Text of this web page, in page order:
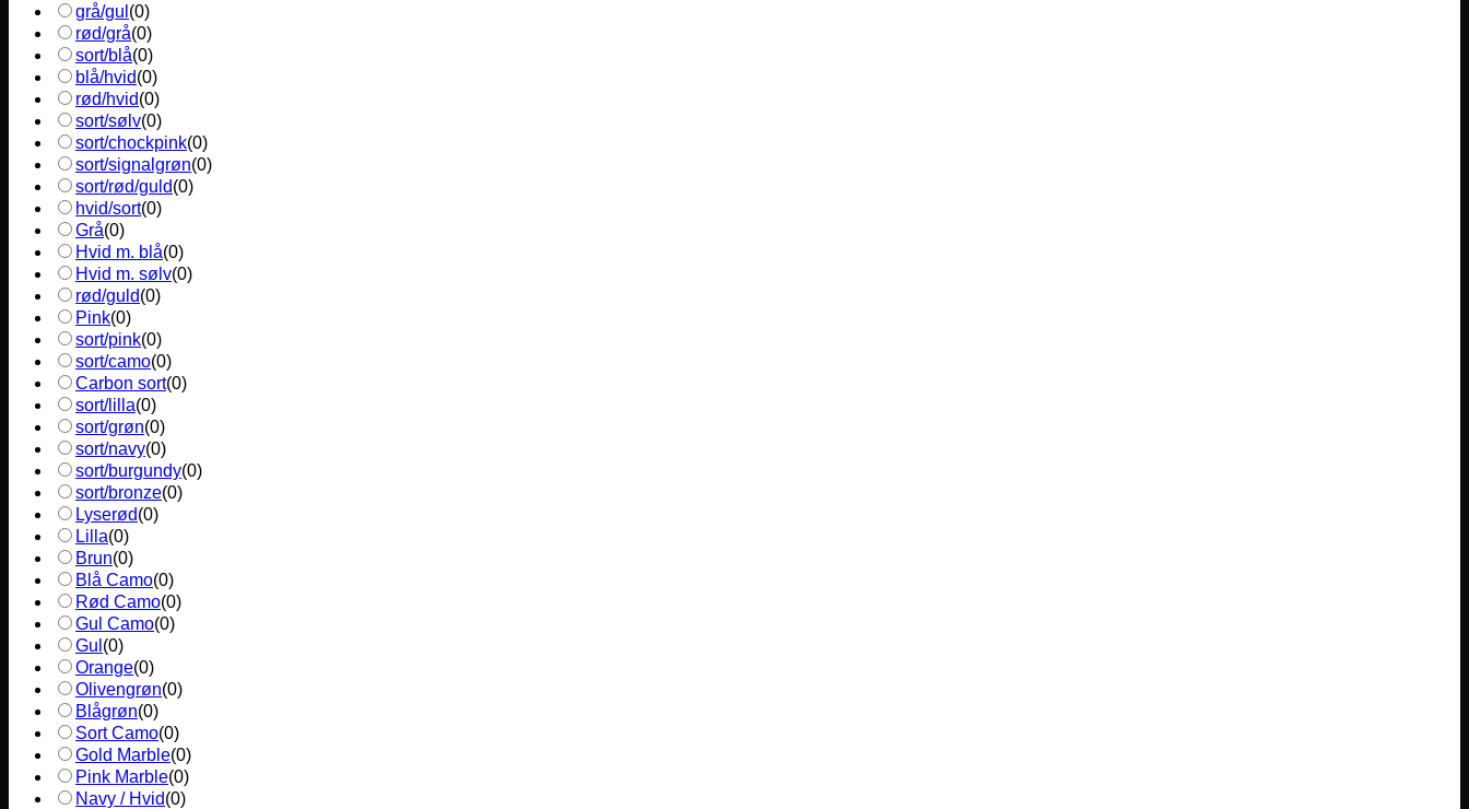
grå/gul (0)
rød/grå(0)
sort/blå(0)
blå/hvid(0)
rød/hvid(0)
sort/sølv(0)
sort/chockpink(0)
sort/signalgrøn(0)
sort/rød/guld(0)
hvid/sort(0)
Grå(0)
Hvid m. blå(0)
Hvid m. sølv(0)
rød/guld(0)
Pink(0)
sort/pink(0)
sort/camo(0)
Carbon sort(0)
sort/lilla(0)
sort/grøn(0)
sort/navy(0)
sort/burgundy(0)
sort/bronze(0)
Lyserød(0)
Lilla(0)
Brun(0)
Blå Camo(0)
Rød Camo(0)
Gul Camo(0)
Gul (0)
Orange(0)
Olivengrøn(0)
Blågrøn(0)
Sort Camo(0)
Gold Marble(0)
Pink Marble(0)
Navy / Hvid(0)